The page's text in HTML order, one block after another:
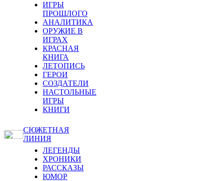
ИГРЫ
ПРОШЛОГО
АНАЛИТИКА
ОРУЖИЕ В
ИГРАХ
КРАСНАЯ
КНИГА
ЛЕТОПИСЬ
ГЕРОИ
СОЗДАТЕЛИ
НАСТОЛЬНЫЕ
ИГРЫ
КНИГИ
СЮЖЕТНАЯ
ЛИНИЯ
ЛЕГЕНДЫ
ХРОНИКИ
РАССКАЗЫ
ЮМОР